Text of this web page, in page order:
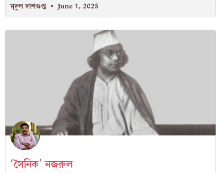
মৃদুল দাশগুপ্ত June 1, 2025
‘সৈনিক’ নজরুল